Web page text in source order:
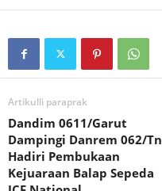
Artikulli paraprak
Dandim 0611/Garut
Dampingi Danrem 062/Tn
Hadiri Pembukaan
Kejuaraan Balap Sepeda